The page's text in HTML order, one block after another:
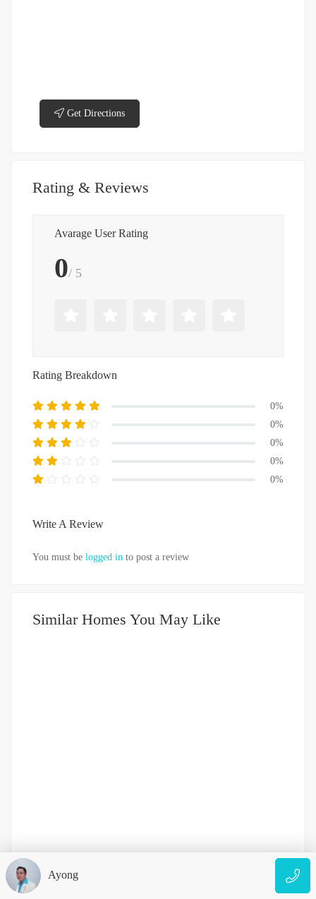
Get Directions
Rating & Reviews
Avarage User Rating
0/ 5
Rating Breakdown
0%
0%
0%
0%
0%
Write A Review
You must be logged in to post a review
Similar Homes You May Like
Medan Fair)
Jalan Sewindu
Ayong